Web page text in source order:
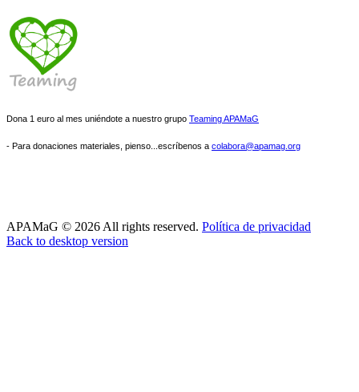
Dona 1 euro al mes uniéndote a nuestro grupo Teaming APAMaG
- Para donaciones materiales, pienso...escríbenos a colabora@apamag.org
APAMaG © 2026 All rights reserved. Política de privacidad
Back to desktop version